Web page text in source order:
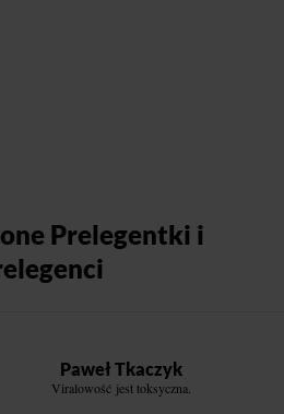
Prelegentki i
Paweł Tkaczyk
Viralowość jest toksyczna.